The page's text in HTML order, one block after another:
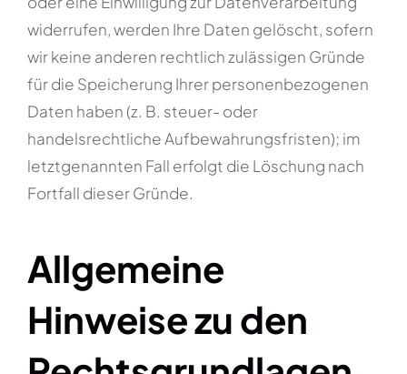
widerrufen, werden Ihre Daten gelöscht, sofern
wir keine anderen rechtlich zulässigen Gründe
für die Speicherung Ihrer personenbezogenen
Daten haben (z. B. steuer- oder
handelsrechtliche Aufbewahrungsfristen); im
letztgenannten Fall erfolgt die Löschung nach
Fortfall dieser Gründe.
Allgemeine
Hinweise zu den